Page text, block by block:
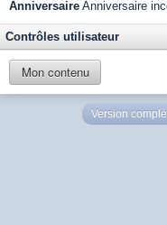
Anniversaire Anniversaire
Contrôles utilisateur
Mon contenu
Version